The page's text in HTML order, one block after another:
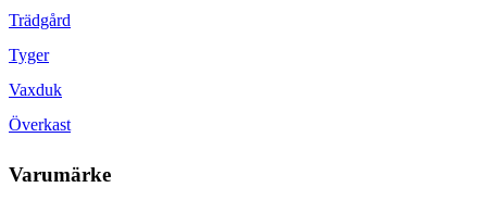
Trädgård
Tyger
Vaxduk
Överkast
Varumärke